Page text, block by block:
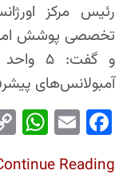
رئیس مرکز
تخصصی پوشش
و
آمبولانس‌های
Fac
ok
Em
Wh
Ap
Reading